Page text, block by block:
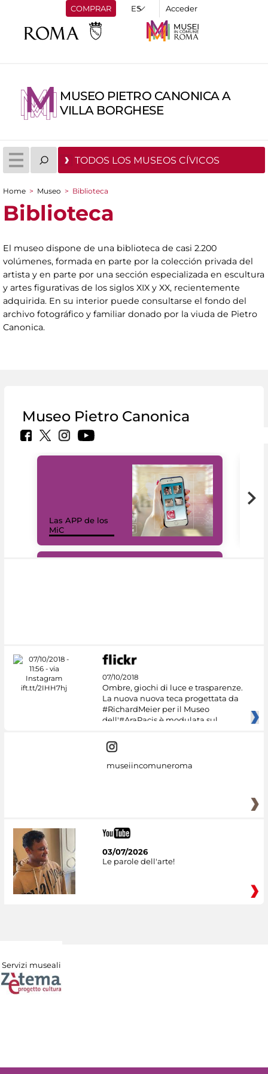
COMPRAR Acceder
MUSEO PIETRO CANONICA A
VILLA BORGHESE
TODOS LOS MUSEOS CÍVICOS
You are here
Home > Museo > Biblioteca
Biblioteca
El museo dispone de una biblioteca de casi 2.200
volúmenes, formada en parte por la colección privada del
artista y en parte por una sección especializada en escultura
y artes figurativas de los siglos XIX y XX, recientemente
adquirida. En su interior puede consultarse el fondo del
archivo fotográfico y familiar donado por la viuda de Pietro
Canonica.
Museo Pietro Canonica
Las APP de los
MiC
07/10/2018
Ombre, giochi di luce e trasparenze.
La nuova nuova teca progettata da
#RichardMeier per il Museo
dell'#AraPacis è modulata sul
museiincomuneroma
03/07/2026
Le parole dell'arte!
Servizi museali